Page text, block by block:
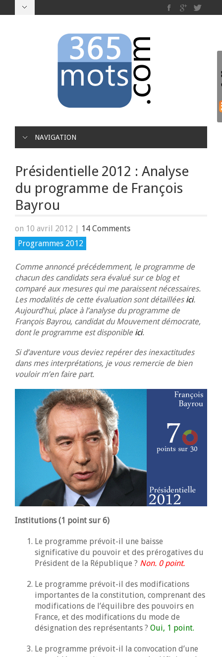
NAVIGATION
Présidentielle 2012 : Analyse
du programme de François
Bayrou
on 10 avril 2012 | 14 Comments
Programmes 2012
Comme annoncé précédemment, le programme de
chacun des candidats sera évalué sur ce blog et
comparé aux mesures qui me paraissent nécessaires.
Les modalités de cette évaluation sont détaillées ici.
Aujourd’hui, place à l’analyse du programme de
François Bayrou, candidat du Mouvement démocrate,
dont le programme est disponible ici.
Si d’aventure vous deviez repérer des inexactitudes
dans mes interprétations, je vous remercie de bien
vouloir m’en faire part.
Institutions (1 point sur 6)
Le programme prévoit-il une baisse
significative du pouvoir et des prérogatives du
Président de la République ? Non. 0 point.
Le programme prévoit-il des modifications
importantes de la constitution, comprenant des
modifications de l’équilibre des pouvoirs en
France, et des modifications du mode de
désignation des représentants ? Oui, 1 point.
Le programme prévoit-il la convocation d’une